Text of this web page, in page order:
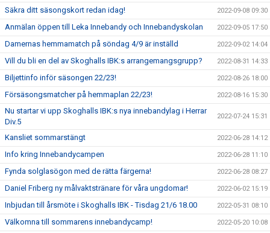
Säkra ditt säsongskort redan idag! 2022-09-08 09:30
Anmälan öppen till Leka Innebandy och Innebandyskolan 2022-09-05 17:50
Damernas hemmamatch på söndag 4/9 är inställd 2022-09-02 14:04
Vill du bli en del av Skoghalls IBK:s arrangemangsgrupp? 2022-08-31 14:33
Biljettinfo inför säsongen 22/23! 2022-08-26 18:00
Försäsongsmatcher på hemmaplan 22/23! 2022-08-16 15:30
Nu startar vi upp Skoghalls IBK:s nya innebandylag i Herrar
Div.5
2022-07-24 15:31
Kansliet sommarstängt 2022-06-28 14:12
Info kring Innebandycampen 2022-06-28 11:10
Fynda solglasögon med de rätta färgerna! 2022-06-28 08:27
Daniel Friberg ny målvaktstränare för våra ungdomar! 2022-06-02 15:19
Inbjudan till årsmöte i Skoghalls IBK - Tisdag 21/6 18.00 2022-05-31 08:10
Välkomna till sommarens innebandycamp! 2022-05-20 10:08